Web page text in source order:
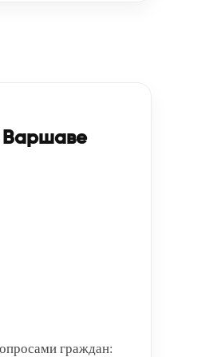
Варшаве
граждан: